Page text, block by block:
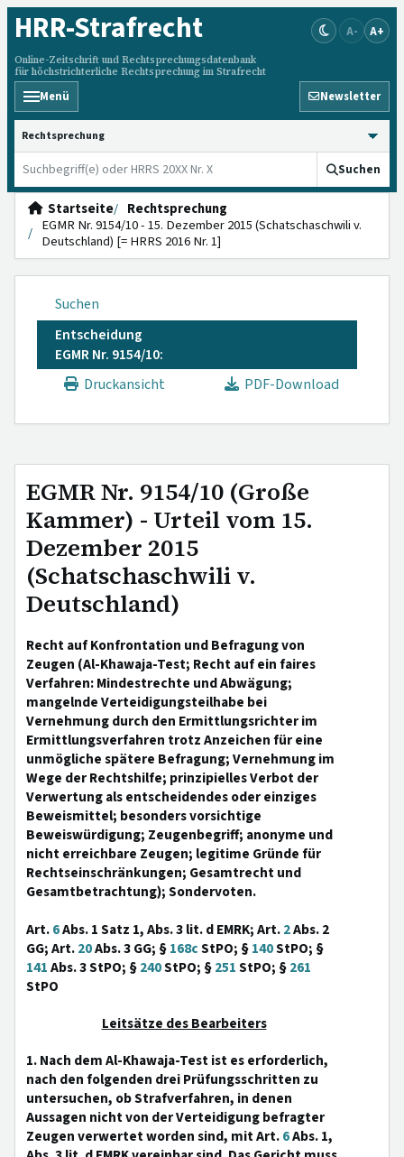
HRR-Strafrecht
Online-Zeitschrift und Rechtsprechungsdatenbank
für höchstrichterliche Rechtsprechung im Strafrecht
A- A+
Menü Newsletter
HRRS durchsuchen
Suchen
Startseite
Rechtsprechung
EGMR Nr. 9154/10 - 15. Dezember 2015 (Schatschaschwili v.
Deutschland) [= HRRS 2016 Nr. 1]
Suchen
Entscheidung
EGMR Nr. 9154/10:
Druckansicht
PDF-Download
EGMR Nr. 9154/10 (Große
Kammer) - Urteil vom 15.
Dezember 2015
(Schatschaschwili v.
Deutschland)
Recht auf Konfrontation und Befragung von
Zeugen (Al-Khawaja-Test; Recht auf ein faires
Verfahren: Mindestrechte und Abwägung;
mangelnde Verteidigungsteilhabe bei
Vernehmung durch den Ermittlungsrichter im
Ermittlungsverfahren trotz Anzeichen für eine
unmögliche spätere Befragung; Vernehmung im
Wege der Rechtshilfe; prinzipielles Verbot der
Verwertung als entscheidendes oder einziges
Beweismittel; besonders vorsichtige
Beweiswürdigung; Zeugenbegriff; anonyme und
nicht erreichbare Zeugen; legitime Gründe für
Rechtseinschränkungen; Gesamtrecht und
Gesamtbetrachtung); Sondervoten.
Art.6Abs. 1 Satz 1, Abs. 3 lit. d EMRK; Art.2Abs. 2
GG; Art.20Abs. 3 GG; §168cStPO; §140StPO; §
141Abs. 3 StPO; §240StPO; §251StPO; §261
StPO
Leitsätze des Bearbeiters
1. Nach dem Al-Khawaja-Test ist es erforderlich,
nach den folgenden drei Prüfungsschritten zu
untersuchen, ob Strafverfahren, in denen
Aussagen nicht von der Verteidigung befragter
Zeugen verwertet worden sind, mit Art.6Abs. 1,